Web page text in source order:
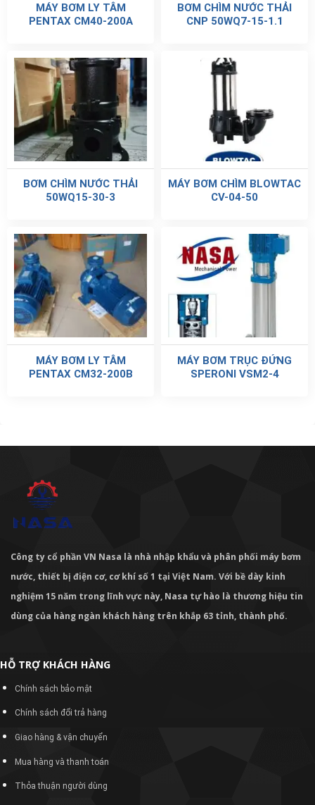
MÁY BƠM LY TÂM
PENTAX CM40-200A
BƠM CHÌM NƯỚC THẢI
CNP 50WQ7-15-1.1
BƠM CHÌM NƯỚC THẢI
50WQ15-30-3
MÁY BƠM CHÌM BLOWTAC
CV-04-50
MÁY BƠM LY TÂM
PENTAX CM32-200B
MÁY BƠM TRỤC ĐỨNG
SPERONI VSM2-4
Công ty cổ phần VN Nasa là nhà nhập khẩu và phân phối máy bơm
nước, thiết bị điện cơ, cơ khí số 1 tại Việt Nam. Với bề dày kinh
nghiệm 15 năm trong lĩnh vực này, Nasa tự hào là thương hiệu tin
dùng của hàng ngàn khách hàng trên khắp 63 tỉnh, thành phố.
HỖ TRỢ KHÁCH HÀNG
Chính sách bảo mật
Chính sách đổi trả hàng
Giao hàng & vận chuyển
Mua hàng và thanh toán
Thỏa thuận người dùng